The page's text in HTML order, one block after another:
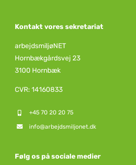
Kontakt vores sekretariat
arbejdsmiljøNET
Hornbækgårdsvej 23
3100 Hornbæk
CVR: 14160833
+45 70 20 20 75
info@arbejdsmiljonet.dk
Følg os på sociale medier